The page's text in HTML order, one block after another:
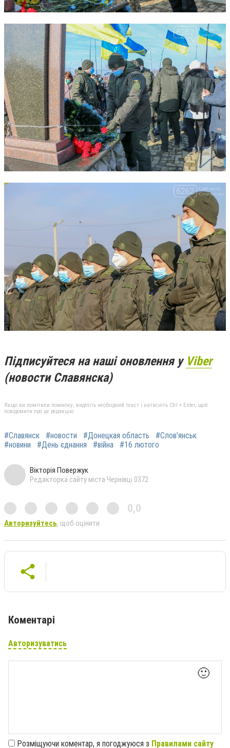
Підписуйтеся на наші оновлення у Viber
(новости Славянска)
Якщо ви помітили помилку, виділіть необхідний текст і натисніть Ctrl + Enter, щоб
повідомити про це редакцію
#Славянск #новости #Донецкая область
#Слов'янськ
#новини
#День єднання #війна #16 лютого
Вікторія Повержук
Редакторка сайту міста Чернівці 0372
0,0
Авторизуйтесь, щоб оцінити
Коментарі
Авторизуватись
🙂
Розміщуючи коментар, я погоджуюся з Правилами сайту